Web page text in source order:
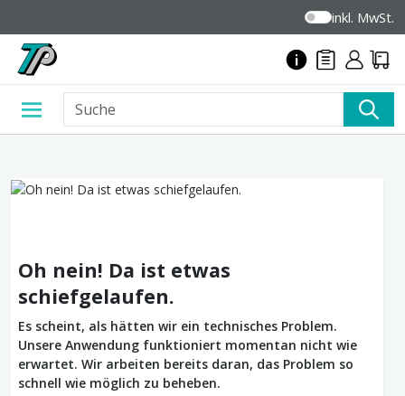
inkl. MwSt.
Oh nein! Da ist etwas
schiefgelaufen.
Es scheint, als hätten wir ein technisches Problem.
Unsere Anwendung funktioniert momentan nicht wie
erwartet. Wir arbeiten bereits daran, das Problem so
schnell wie möglich zu beheben.